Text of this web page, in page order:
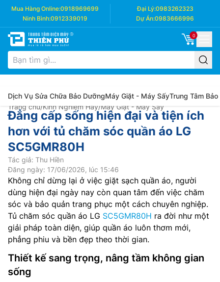
Mua Hàng Online:0918969699 Đại Lý:0983262323
Ninh Bình:0912339019 Dự Án:0983666996
0
Dịch Vụ Sửa Chữa Bảo DưỡngMáy Giặt - Máy SấyTrung Tâm Bảo
Trang chủ/Kinh Nghiệm Hay/Máy Giặt - Máy Sấy
Đẳng cấp sống hiện đại và tiện ích
hơn với tủ chăm sóc quần áo LG
SC5GMR80H
Tác giả: Thu Hiền
Đăng ngày: 17/06/2026, lúc 15:46
Không chỉ dừng lại ở việc giặt sạch quần áo, người
dùng hiện đại ngày nay còn quan tâm đến việc chăm
sóc và bảo quản trang phục một cách chuyên nghiệp.
Tủ chăm sóc quần áo LG SC5GMR80H ra đời như một
giải pháp toàn diện, giúp quần áo luôn thơm mới,
phẳng phiu và bền đẹp theo thời gian.
Thiết kế sang trọng, nâng tầm không gian
sống